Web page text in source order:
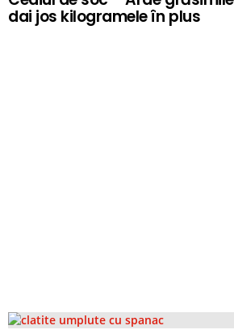
dai jos kilogramele în plus